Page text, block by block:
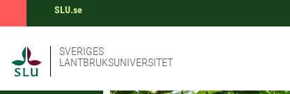
SLU.se
SVERIGES
LANTBRUKSUNIVERSITET